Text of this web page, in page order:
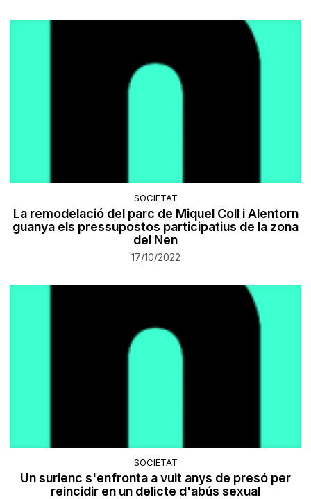
SOCIETAT
​La remodelació del parc de Miquel Coll i Alentorn
guanya els pressupostos participatius de la zona
del Nen
17/10/2022
SOCIETAT
Un surienc s'enfronta a vuit anys de presó per
reincidir en un delicte d'abús sexual